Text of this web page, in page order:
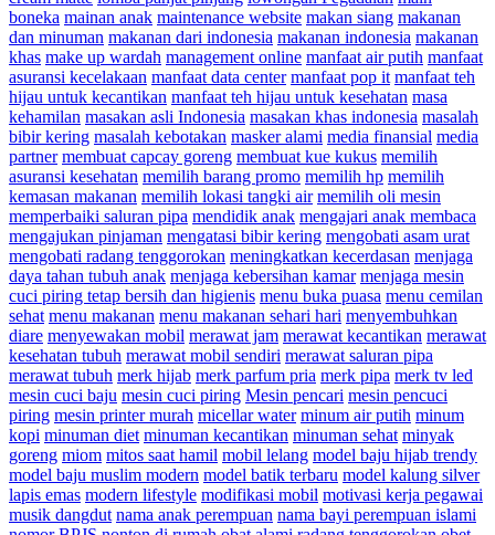
boneka mainan anak maintenance website makan siang makanan
dan minuman makanan dari indonesia makanan indonesia makanan
khas make up wardah management online manfaat air putih manfaat
asuransi kecelakaan manfaat data center manfaat pop it manfaat teh
hijau untuk kecantikan manfaat teh hijau untuk kesehatan masa
kehamilan masakan asli Indonesia masakan khas indonesia masalah
bibir kering masalah kebotakan masker alami media finansial media
partner membuat capcay goreng membuat kue kukus memilih
asuransi kesehatan memilih barang promo memilih hp memilih
kemasan makanan memilih lokasi tangki air memilih oli mesin
memperbaiki saluran pipa mendidik anak mengajari anak membaca
mengajukan pinjaman mengatasi bibir kering mengobati asam urat
mengobati radang tenggorokan meningkatkan kecerdasan menjaga
daya tahan tubuh anak menjaga kebersihan kamar menjaga mesin
cuci piring tetap bersih dan higienis menu buka puasa menu cemilan
sehat menu makanan menu makanan sehari hari menyembuhkan
diare menyewakan mobil merawat jam merawat kecantikan merawat
kesehatan tubuh merawat mobil sendiri merawat saluran pipa
merawat tubuh merk hijab merk parfum pria merk pipa merk tv led
mesin cuci baju mesin cuci piring Mesin pencari mesin pencuci
piring mesin printer murah micellar water minum air putih minum
kopi minuman diet minuman kecantikan minuman sehat minyak
goreng miom mitos saat hamil mobil lelang model baju hijab trendy
model baju muslim modern model batik terbaru model kalung silver
lapis emas modern lifestyle modifikasi mobil motivasi kerja pegawai
musik dangdut nama anak perempuan nama bayi perempuan islami